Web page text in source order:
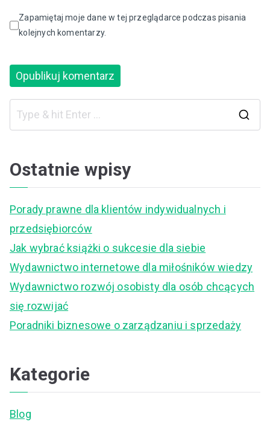
Zapamiętaj moje dane w tej przeglądarce podczas pisania
kolejnych komentarzy.
Ostatnie wpisy
Porady prawne dla klientów indywidualnych i
przedsiębiorców
Jak wybrać książki o sukcesie dla siebie
Wydawnictwo internetowe dla miłośników wiedzy
Wydawnictwo rozwój osobisty dla osób chcących
się rozwijać
Poradniki biznesowe o zarządzaniu i sprzedaży
Kategorie
Blog